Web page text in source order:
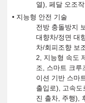
열), 페달 오조
지능형 안전 기술
전방 충돌방지
대향차/정면 대
차/회피조향 보
2, 지능형 속도
조, 스마트 크루
이션 기반 스마
출입로), 고속도
진 출차, 주행),